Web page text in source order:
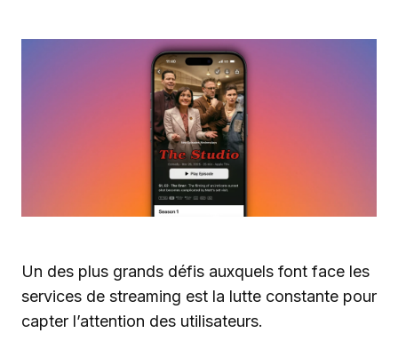
Un des plus grands défis auxquels font face les
services de streaming est la lutte constante pour
capter l’attention des utilisateurs.